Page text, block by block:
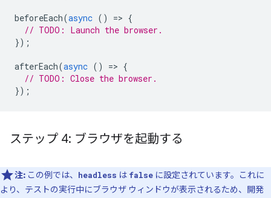
beforeEach(async () => {
// TODO: Launch the browser.
});
afterEach(async () => {
// TODO: Close the browser.
});
ステップ 4: ブラウザを起動する
注: この例では、 headless は false に設定されています。これに
より、テストの実行中にブラウザ ウィンドウが表示されるため、開発